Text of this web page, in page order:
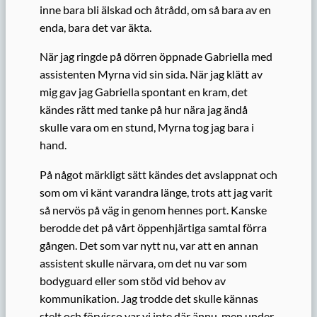
inne bara bli älskad och åtrådd, om så bara av en
enda, bara det var äkta.
När jag ringde på dörren öppnade Gabriella med
assistenten Myrna vid sin sida. När jag klätt av
mig gav jag Gabriella spontant en kram, det
kändes rätt med tanke på hur nära jag ändå
skulle vara om en stund, Myrna tog jag bara i
hand.
På något märkligt sätt kändes det avslappnat och
som om vi känt varandra länge, trots att jag varit
så nervös på väg in genom hennes port. Kanske
berodde det på vårt öppenhjärtiga samtal förra
gången. Det som var nytt nu, var att en annan
assistent skulle närvara, om det nu var som
bodyguard eller som stöd vid behov av
kommunikation. Jag trodde det skulle kännas